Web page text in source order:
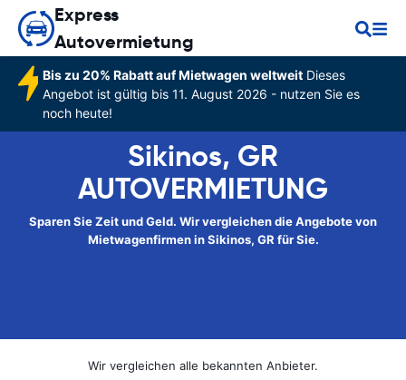
Express
Autovermietung
Bis zu 20% Rabatt auf Mietwagen weltweitDieses
Angebot ist gültig bis 11. August 2026 - nutzen Sie es
noch heute!
Sikinos, GR
AUTOVERMIETUNG
Sparen Sie Zeit und Geld. Wir vergleichen die Angebote von
Mietwagenfirmen in Sikinos, GR für Sie.
Wir vergleichen alle bekannten Anbieter.